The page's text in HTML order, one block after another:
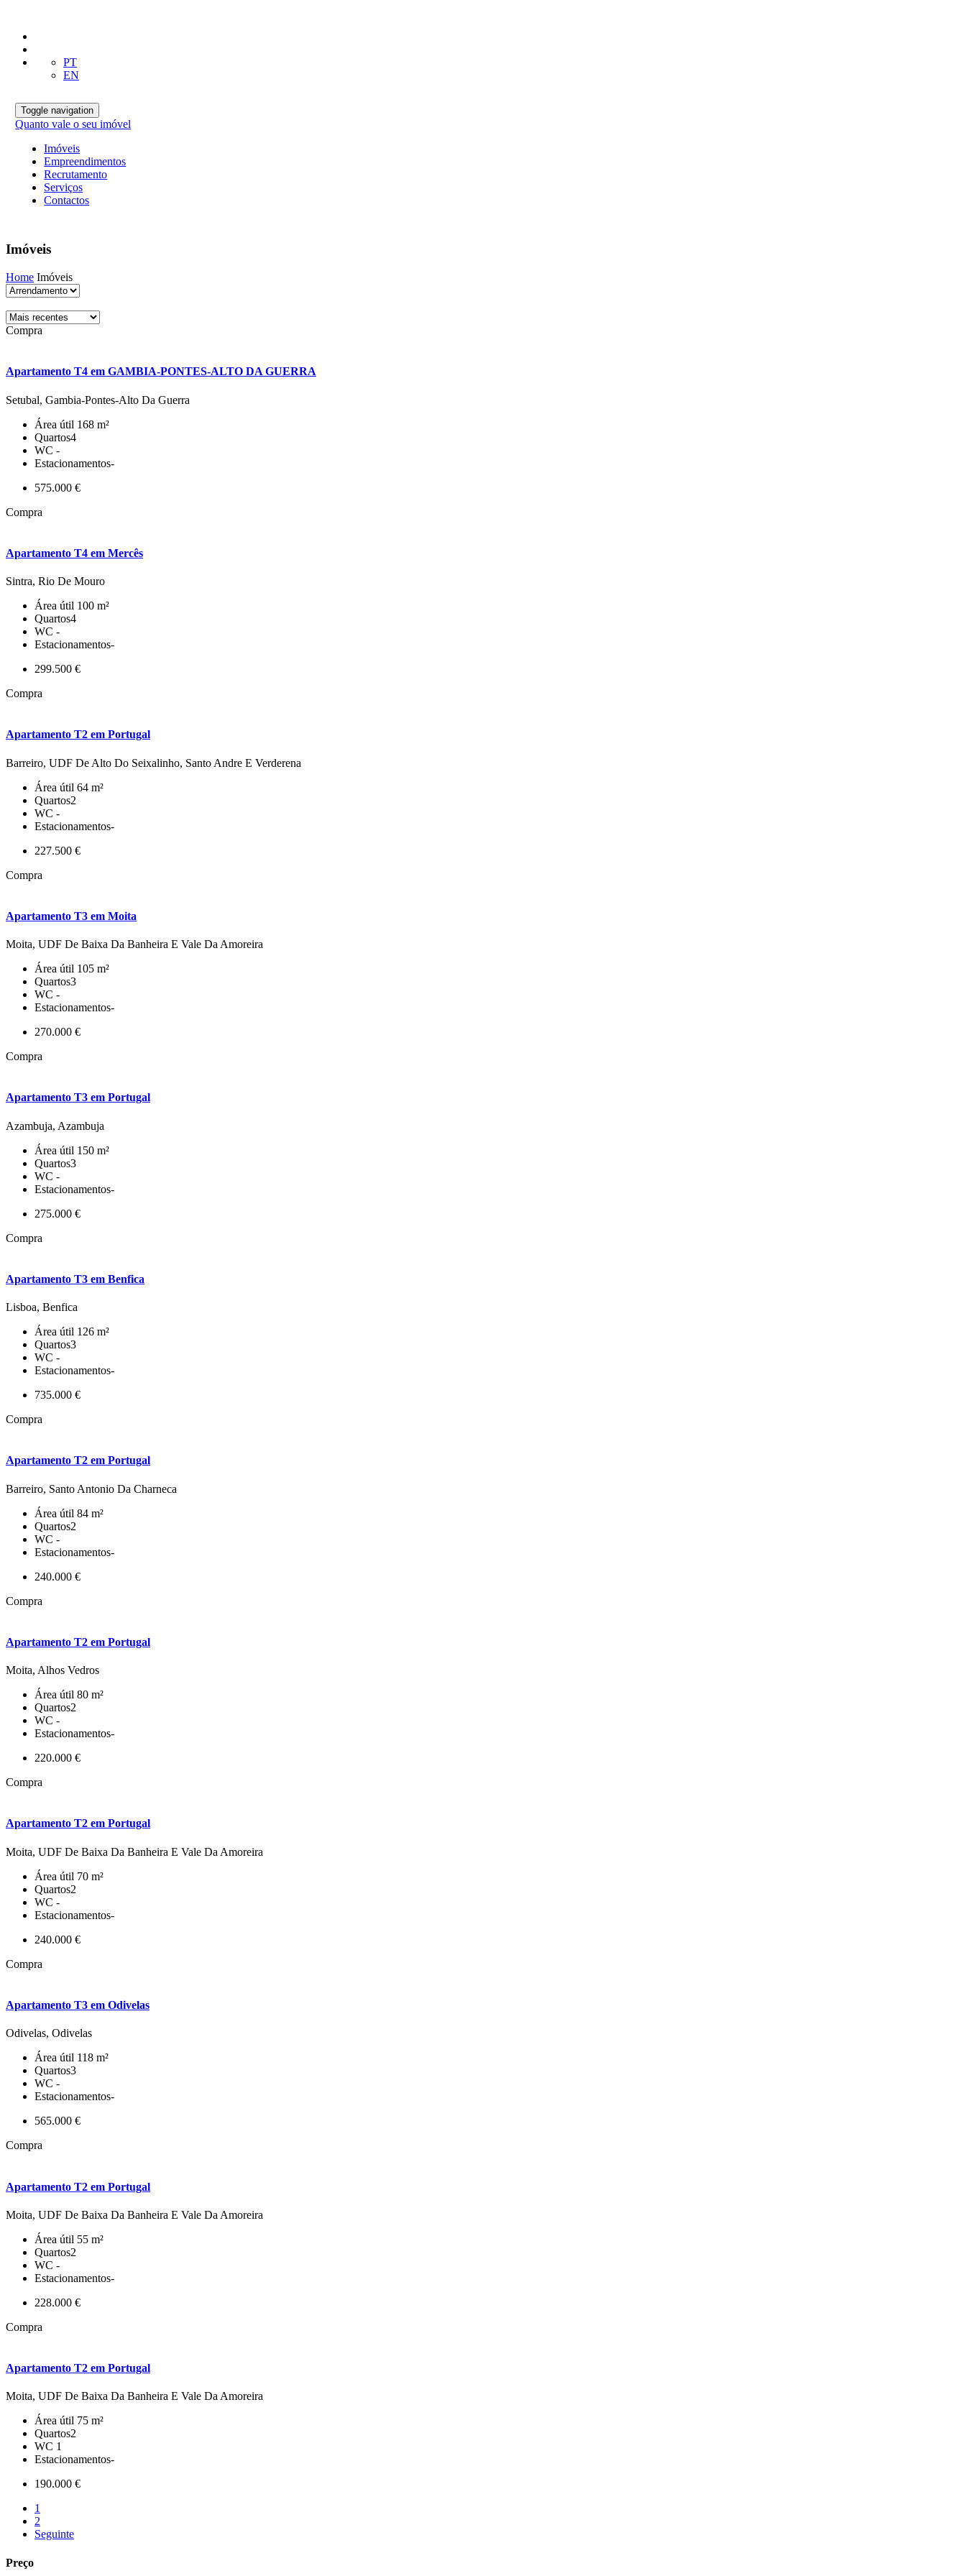
PT
EN
Toggle navigation
Quanto vale o seu imóvel
Imóveis
Empreendimentos
Recrutamento
Serviços
Contactos
Imóveis
Home Imóveis
Compra
Apartamento T4 em GAMBIA-PONTES-ALTO DA GUERRA
Setubal, Gambia-Pontes-Alto Da Guerra
Área útil 168 m²
Quartos4
WC -
Estacionamentos-
575.000 €
Compra
Apartamento T4 em Mercês
Sintra, Rio De Mouro
Área útil 100 m²
Quartos4
WC -
Estacionamentos-
299.500 €
Compra
Apartamento T2 em Portugal
Barreiro, UDF De Alto Do Seixalinho, Santo Andre E Verderena
Área útil 64 m²
Quartos2
WC -
Estacionamentos-
227.500 €
Compra
Apartamento T3 em Moita
Moita, UDF De Baixa Da Banheira E Vale Da Amoreira
Área útil 105 m²
Quartos3
WC -
Estacionamentos-
270.000 €
Compra
Apartamento T3 em Portugal
Azambuja, Azambuja
Área útil 150 m²
Quartos3
WC -
Estacionamentos-
275.000 €
Compra
Apartamento T3 em Benfica
Lisboa, Benfica
Área útil 126 m²
Quartos3
WC -
Estacionamentos-
735.000 €
Compra
Apartamento T2 em Portugal
Barreiro, Santo Antonio Da Charneca
Área útil 84 m²
Quartos2
WC -
Estacionamentos-
240.000 €
Compra
Apartamento T2 em Portugal
Moita, Alhos Vedros
Área útil 80 m²
Quartos2
WC -
Estacionamentos-
220.000 €
Compra
Apartamento T2 em Portugal
Moita, UDF De Baixa Da Banheira E Vale Da Amoreira
Área útil 70 m²
Quartos2
WC -
Estacionamentos-
240.000 €
Compra
Apartamento T3 em Odivelas
Odivelas, Odivelas
Área útil 118 m²
Quartos3
WC -
Estacionamentos-
565.000 €
Compra
Apartamento T2 em Portugal
Moita, UDF De Baixa Da Banheira E Vale Da Amoreira
Área útil 55 m²
Quartos2
WC -
Estacionamentos-
228.000 €
Compra
Apartamento T2 em Portugal
Moita, UDF De Baixa Da Banheira E Vale Da Amoreira
Área útil 75 m²
Quartos2
WC 1
Estacionamentos-
190.000 €
1
2
Seguinte
Preço